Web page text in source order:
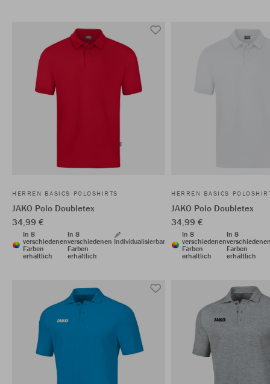
HERREN BASICS POLOSHIRTS
JAKO Polo Doubletex
34,99 €
In 8
verschiedenen
Farben
erhältlich
In 8
verschiedenen
Farben
erhältlich
Individualisierbar
HERREN BASICS
JAKO Polo Doubletex
34,99 €
In 8
verschiedenen
Farben
erhältlich
In 8
Farben
erhältlich